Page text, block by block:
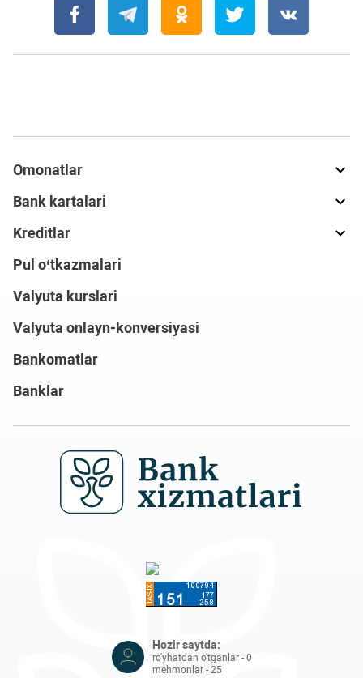
Omonatlar
Bank kartalari
Kreditlar
Pul o‘tkazmalari
Valyuta kurslari
Valyuta onlayn-konversiyasi
Bankomatlar
Banklar
Hozir saytda:
ro'yhatdan o'tganlar - 0
mehmonlar - 25